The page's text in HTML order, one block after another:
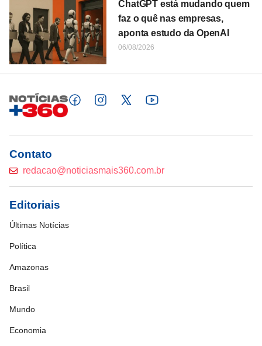
ChatGPT está mudando quem
faz o quê nas empresas,
aponta estudo da OpenAI
06/08/2026
Contato
redacao@noticiasmais360.com.br
Editoriais
Últimas Notícias
Política
Amazonas
Brasil
Mundo
Economia